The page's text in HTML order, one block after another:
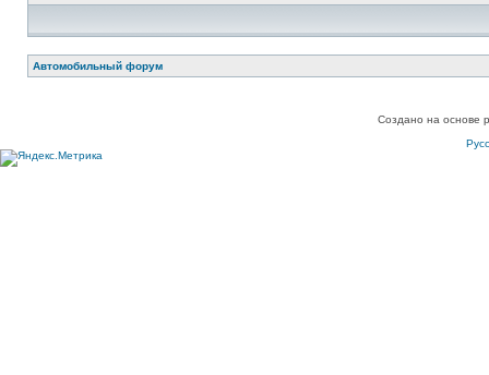
Автомобильный форум
Создано на основе